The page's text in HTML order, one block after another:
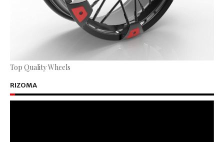
Top Quality Wheels
RIZOMA